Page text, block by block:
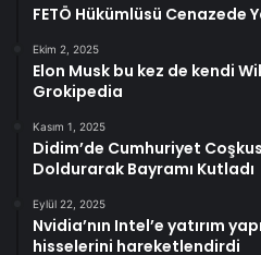
FETÖ Hükümlüsü Cenazede
Ekim 2, 2025
Elon Musk bu kez de kendi
Grokipedia
Kasım 1, 2025
Didim’de Cumhuriyet
Doldurarak Bayramı Kutladı
Eylül 22, 2025
Nvidia’nın Intel’e yatırım
hisselerini hareketlendirdi